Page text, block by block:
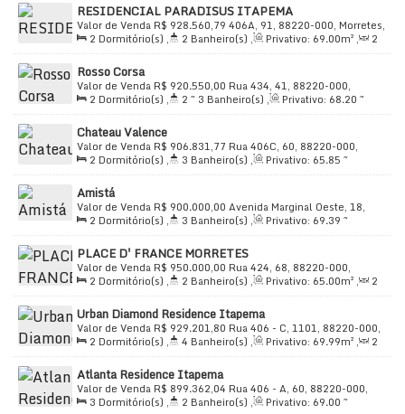
Churrasqueirapara momentos de lazer
Elevador
Circuito de TVeAlarmepara sua segurança
Acesso a Deficientes
Banheiro Auxiliar
Localização Conveniente:A localização naRua 444
proporciona fácil acesso a diversas conveniências, com
banco eaçouguenas proximidades, garantindo
praticidade.
Venda:Este imóvel está disponível.Consulte o valore
agende uma visita para conhecer de perto o seu futuro
lar noTriad Up! Brooklyn.
RESIDENCIAL PARADISUS ITAPEMA
R$ 928.560,79
Valor de Venda
406A, 91, 88220-000, Morretes,
Itapema, Santa Catarina, Brasil
2 Dormitório(s) , 2 Banheiro(s) , Privativo: 69.00m² ,
2
Sala(s) , 1Suíte(s) , Total:99.00m², 1 Vaga(s),
Útil:
69.00m²
Rosso Corsa
R$ 920.550,00
Valor de Venda
Rua 434, 41, 88220-000,
Morretes, Itapema, Santa Catarina, Brasil
2 Dormitório(s) , 2 ~ 3 Banheiro(s) , Privativo: 68.20 ~
69.05m² , 2Sala(s), 1 ~ 2 Suíte(s), Total: 68.20m² ,
1
Vaga(s), Útil:68.20
Chateau Valence
R$ 906.831,77
Valor de Venda
Rua 406C, 60, 88220-000,
Morretes, Itapema, Santa Catarina, Brasil
2 Dormitório(s) , 3 Banheiro(s) , Privativo: 65.85 ~
68.80m² , 2Sala(s), 2 Suíte(s), Total: 65.85m² ,
1
Vaga(s)
Amistá
R$ 900.000,00
Valor de Venda
Avenida Marginal Oeste, 18,
88220-000, Morretes, Itapema, Santa Catarina, Brasil
2 Dormitório(s) , 3 Banheiro(s) , Privativo: 69.39 ~
69.94m² , 2Sala(s), 2 Suíte(s), Total: 69.39m² ,
1
Vaga(s)
Útil:69.39 ~ 69.99m²
PLACE D' FRANCE MORRETES
R$ 950.000,00
Valor de Venda
Rua 424, 68, 88220-000,
Morretes, Itapema, Santa Catarina, Brasil
2 Dormitório(s) , 2 Banheiro(s) , Privativo: 65.00m² ,
2
Sala(s) , 1Suíte(s) , Total:88.00m², 1 Vaga(s), 550m
Distância do Mar
Útil:65.00m²
Urban Diamond Residence Itapema
R$ 929.201,80
Valor de Venda
Rua 406 - C, 1101, 88220-000,
Morretes, Itapema, Santa Catarina, Brasil
2 Dormitório(s) , 4 Banheiro(s) , Privativo: 69.99m² ,
2
Sala(s) , 2Suíte(s) , Total:69.99m², 1 Vaga(s), 500m
Distância do Mar, Útil:69.99
Atlanta Residence Itapema
R$ 899.362,04
Valor de Venda
Rua 406 - A, 60, 88220-000,
Morretes, Itapema, Santa Catarina, Brasil
3 Dormitório(s) , 2 Banheiro(s) , Privativo: 69.00 ~